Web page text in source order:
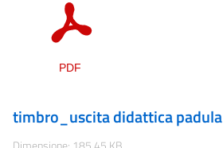
timbro_uscita didattica padula